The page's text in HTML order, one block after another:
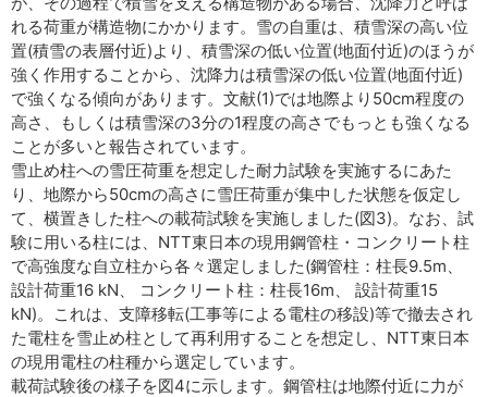
れる荷重が構造物にかかります。雪の自重は、積雪深の高い位
置(積雪の表層付近)より、積雪深の低い位置(地面付近)のほうが
強く作用することから、沈降力は積雪深の低い位置(地面付近)
で強くなる傾向があります。文献(1)では地際より50cm程度の
高さ、もしくは積雪深の3分の1程度の高さでもっとも強くなる
ことが多いと報告されています。
雪止め柱への雪圧荷重を想定した耐力試験を実施するにあた
り、地際から50cmの高さに雪圧荷重が集中した状態を仮定し
て、横置きした柱への載荷試験を実施しました(図3)。なお、試
験に用いる柱には、NTT東日本の現用鋼管柱・コンクリート柱
で高強度な自立柱から各々選定しました(鋼管柱：柱長9.5m、
設計荷重16 kN、 コンクリート柱：柱長16m、 設計荷重15
kN)。これは、支障移転(工事等による電柱の移設)等で撤去され
た電柱を雪止め柱として再利用することを想定し、NTT東日本
の現用電柱の柱種から選定しています。
載荷試験後の様子を図4に示します。鋼管柱は地際付近に力が